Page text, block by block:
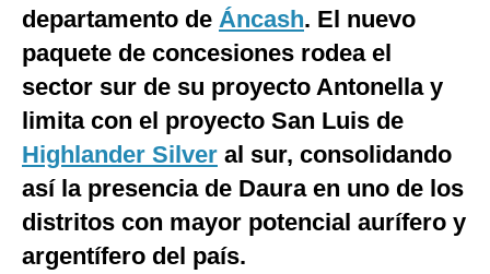
Mix
G de Gestión
Notas Contratadas
Podcast
Gestión TV
departamento de Áncash. El nuevo
paquete de concesiones rodea el
sector sur de su proyecto Antonella y
limita con el proyecto San Luis de
Highlander Silver al sur, consolidando
así la presencia de Daura en uno de los
distritos con mayor potencial aurífero y
argentífero del país.